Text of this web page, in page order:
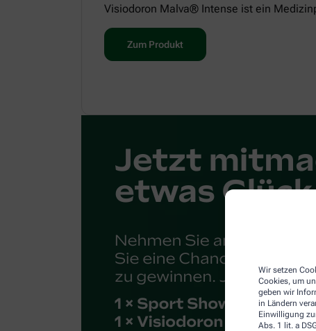
Wir setzen
Cookies, um
geben wir
in Ländern
Einwilligung
Abs. 1 lit. a
Visiodoron Malva® Intense ist ein
Zum Produkt